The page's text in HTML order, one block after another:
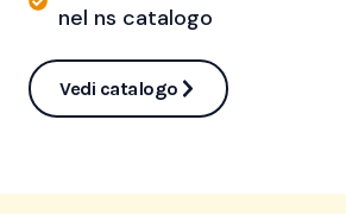
nel ns catalogo
Vedi catalogo